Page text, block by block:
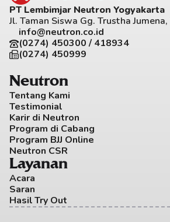
PT Lembimjar Neutron Yogyakarta
Jl. Taman Siswa Gg. Trustha
info@neutron.co.id
(0274) 450300 / 418934
(0274) 450999
Neutron
Tentang Kami
Testimonial
Karir di Neutron
Program di Cabang
Program BJJ Online
Neutron CSR
Layanan
Acara
Saran
Hasil Try Out